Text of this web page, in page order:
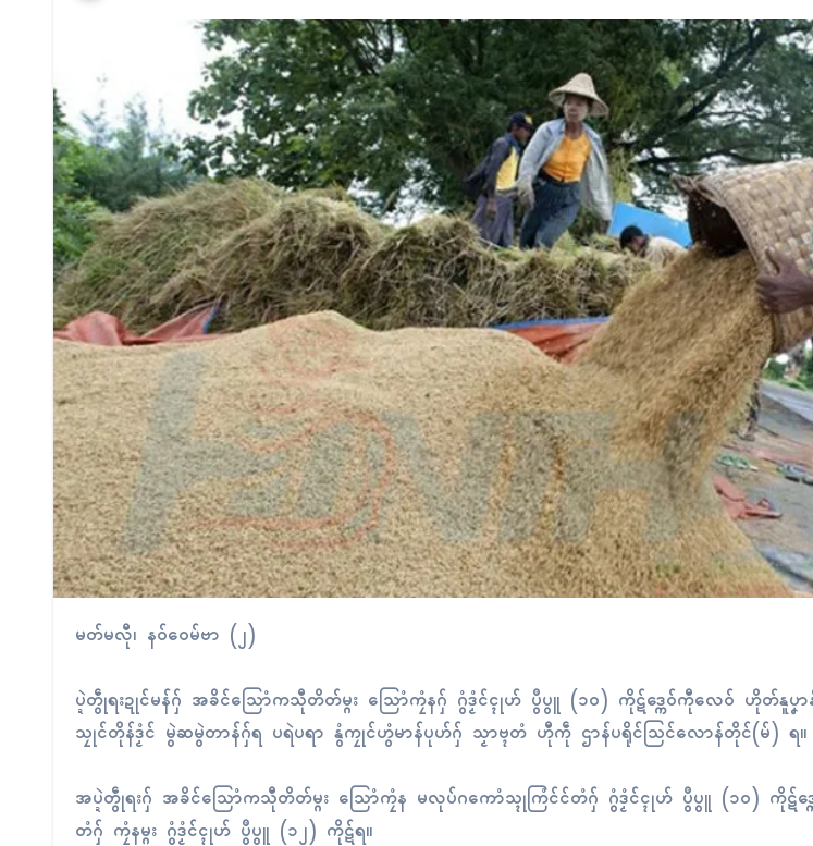
မတ်မလီု၊ နဝ်ဝေမ်ဗာ (၂)
ပ္ဍဲတွဵုရးဍုၚ်မန်ဂှ် အခိၚ်သြောံကသီုတိတ်မ္ဂး သြောံကၠံနဂှ် ဂွံဒၟံၚ်ၚုဟ် ပွဳပွူ (၁၀) ကိုဋ်ဒ္ကေဝ်ကီုလေဝ် ဟိုတ်နူ
သၠုၚ်တိုန်ဒၟံၚ် မွဲဆမွဲတာန်ဂှ်ရ ပရဲပရာ နွံကၠုၚ်ဟွံမာန်ပုဟ်ဂှ် သၟာဗ္ၚတံ ဟီုကဵု ဌာန်ပရိုၚ်သြၚ်လောန်တိုၚ်(မ်) ရ။
အပ္ဍဲတွဵုရးဂှ် အခိၚ်သြောံကသီုတိတ်မ္ဂး သြောံကၠံန မလုပ်ဂကောံသ္ၚုကြံၚ်ၚ်တံဂှ် ဂွံဒၟံၚ်ၚုဟ် ပွဳပွူ (၁၀) ကိုဋ်
တံဂှ် ကၠံနမ္ဂး ဂွံဒၟံၚ်ၚုဟ် ပွဳပွူ (၁၂) ကိုဋ်ရ။